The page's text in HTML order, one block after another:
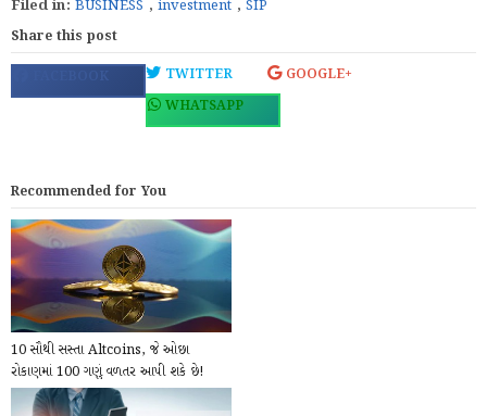
Filed in: BUSINESS , investment , SIP
Share this post
FACEBOOK TWITTER
GOOGLE+
WHATSAPP
Recommended for You
10 સૌથી સસ્તા Altcoins, જે ઓછા
રોકાણમાં 100 ગણું વળતર આપી શકે છે!